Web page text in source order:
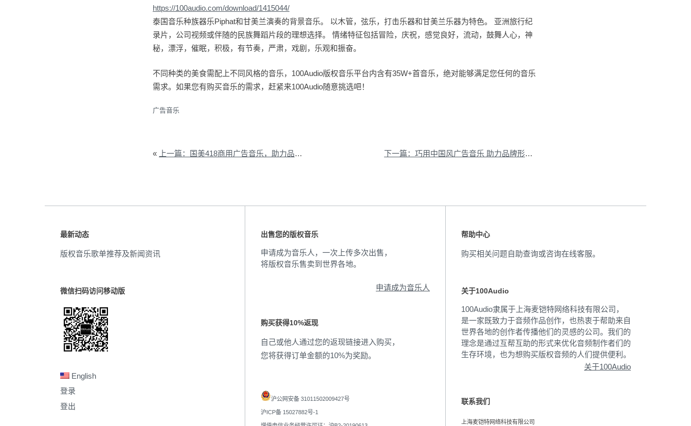
https://100audio.com/download/1415044/
泰国音乐种族器乐Piphat和甘美兰演奏的背景音乐。 以木管，弦乐，打击乐器和甘美兰乐器为特色。 亚洲旅行纪
录片，公司视频或伴随的民族舞蹈片段的理想选择。 情绪特征包括冒险，庆祝，感觉良好，流动，鼓舞人心，神
秘，漂浮，催眠，积极，有节奏，严肃，戏剧，乐观和振奋。
不同种类的美食需配上不同风格的音乐，100Audio版权音乐平台内含有35W+首音乐，绝对能够满足您任何的音乐
需求。如果您有购买音乐的需求，赶紧来100Audio随意挑选吧！
广告音乐
« 上一篇：国美418商用广告音乐，助力品牌宣传 下一篇：巧用中国风广告音乐 助力品牌形象升级
最新动态
版权音乐歌单推荐及新闻资讯
微信扫码访问移动版
English
登录
登出
出售您的版权音乐
申请成为音乐人，一次上传多次出售，
将版权音乐售卖到世界各地。
申请成为音乐人
购买获得10%返现
自己或他人通过您的返现链接进入购买，
您将获得订单金额的10%为奖励。
沪公网安备 31011502009427号
沪ICP备 15027882号-1
帮助中心
购买相关问题自助查询或咨询在线客服。
关于100Audio
100Audio隶属于上海麦铠特网络科技有限公司，
是一家既致力于音频作品创作，也热衷于帮助来自
世界各地的创作者传播他们的灵感的公司。我们的
理念是通过互帮互助的形式来优化音频制作者们的
生存环境，也为想购买版权音频的人们提供便利。
关于100Audio
联系我们
上海麦铠特网络科技有限公司